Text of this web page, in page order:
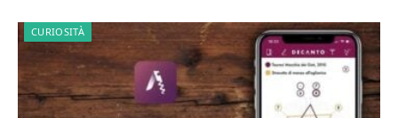
CURIOSITÀ